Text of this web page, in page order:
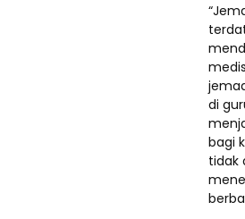
di
bagi
tidak